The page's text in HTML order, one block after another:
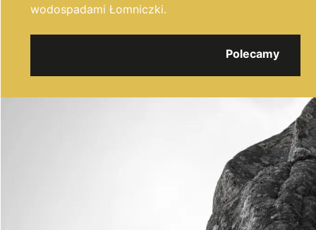
wodospadami Łomniczki.
Polecamy